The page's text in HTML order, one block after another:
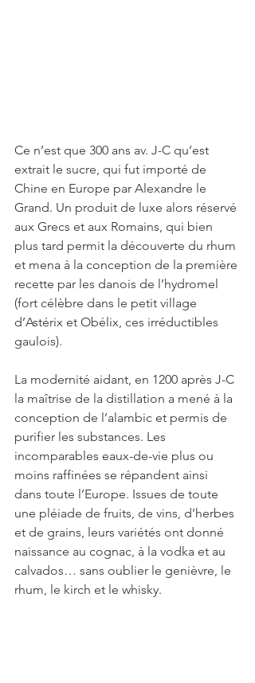
Ce n’est que 300 ans av. J-C qu’est
extrait le sucre, qui fut importé de
Chine en Europe par Alexandre le
Grand. Un produit de luxe alors réservé
aux Grecs et aux Romains, qui bien
plus tard permit la découverte du rhum
et mena à la conception de la première
recette par les danois de l’hydromel
(fort célèbre dans le petit village
d’Astérix et Obélix, ces irréductibles
gaulois).
La modernité aidant, en 1200 après J-C
la maîtrise de la distillation a mené à la
conception de l’alambic et permis de
purifier les substances. Les
incomparables eaux-de-vie plus ou
moins raffinées se répandent ainsi
dans toute l’Europe. Issues de toute
une pléiade de fruits, de vins, d’herbes
et de grains, leurs variétés ont donné
naissance au cognac, à la vodka et au
calvados… sans oublier le genièvre, le
rhum, le kirch et le whisky.